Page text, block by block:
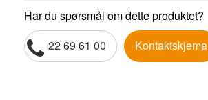
Har du spørsmål om dette produktet?
22 69 61 00
Kontaktskjema